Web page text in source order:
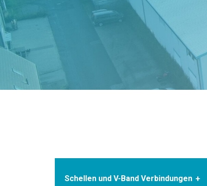
Schellen und V-Band Verbindungen